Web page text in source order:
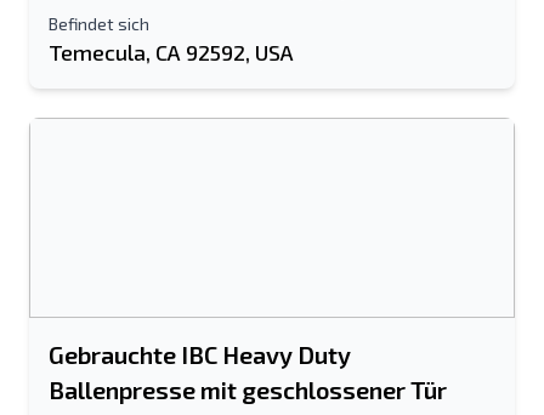
Befindet sich
Temecula, CA 92592, USA
Gebrauchte IBC Heavy Duty
Ballenpresse mit geschlossener Tür